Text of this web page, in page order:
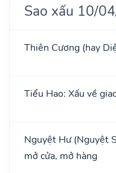
Sao xấu 10/
Thiên Cương (hay
Tiểu Hao: Xấu về
Nguyệt Hư (Nguyệt
mở cửa, mở hàng